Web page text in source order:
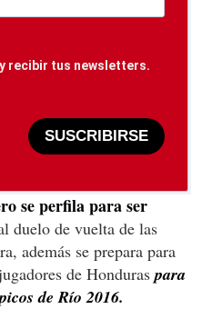
recibir tus newsletters.
SUSCRIBIRSE
se perfila para ser
duelo de vuelta de las
además se prepara para
de Honduras para
de Río 2016.